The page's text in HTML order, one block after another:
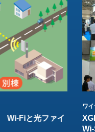
Wi-Fiと光ファイ
ワ